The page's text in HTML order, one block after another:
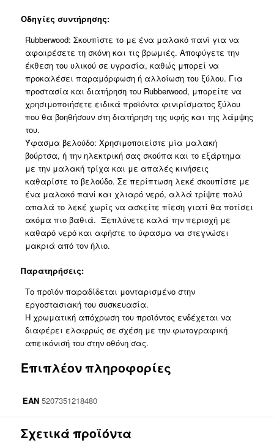
Οδηγίες συντήρησης:
Rubberwood: Σκουπίστε το με ένα μαλακό πανί για να
αφαιρέσετε τη σκόνη και τις βρωμιές. Aποφύγετε την
έκθεση του υλικού σε υγρασία, καθώς μπορεί να
προκαλέσει παραμόρφωση ή αλλοίωση του ξύλου. Για
προστασία και διατήρηση του Rubberwood, μπορείτε να
χρησιμοποιήσετε ειδικά προϊόντα φινιρίσματος ξύλου
που θα βοηθήσουν στη διατήρηση της υφής και της λάμψης
του.
Ύφασμα βελούδο: Χρησιμοποιείστε μία μαλακή
βούρτσα, ή την ηλεκτρική σας σκούπα και το εξάρτημα
με την μαλακή τρίχα και με απαλές κινήσεις
καθαρίστε το βελούδο. Σε περίπτωση λεκέ σκουπίστε με
ένα μαλακό πανί και χλιαρό νερό, αλλά τρίψτε πολύ
απαλά το λεκέ χωρίς να ασκείτε πίεση γιατί θα ποτίσει
ακόμα πιο βαθιά. Ξεπλύνετε καλά την περιοχή με
καθαρό νερό και αφήστε το ύφασμα να στεγνώσει
μακριά από τον ήλιο.
Παρατηρήσεις:
Το προϊόν παραδίδεται μονταρισμένο στην
εργοστασιακή του συσκευασία.
Η χρωματική απόχρωση του προϊόντος ενδέχεται να
διαφέρει ελαφρώς σε σχέση με την φωτογραφική
απεικόνισή του στην οθόνη σας.
Επιπλέον πληροφορίες
EAN 5207351218480
Σχετικά προϊόντα